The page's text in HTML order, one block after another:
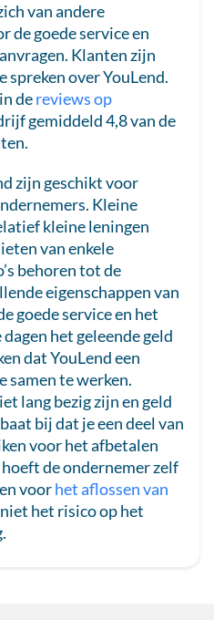
van andere
de goede service en
Klanten zijn
spreken over YouLend.
dereviews op
gemiddeld 4,8 van de
zijn geschikt voor
Kleine
kleine leningen
van enkele
behoren tot de
eigenschappen van
goede service en het
het geleende geld
dat YouLend een
samen te werken.
lang bezig zijn en geld
bij dat je een deel van
voor het afbetalen
de ondernemer zelf
voorhet aflossen van
het risico op het